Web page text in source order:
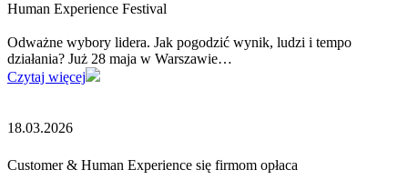
Human Experience Festival
Odważne wybory lidera. Jak pogodzić wynik, ludzi i tempo
działania? Już 28 maja w Warszawie…
Czytaj więcej
18.03.2026
Customer & Human Experience się firmom opłaca